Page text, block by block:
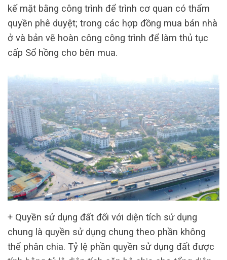
kế mặt bằng công trình để trình cơ quan có thẩm
quyền phê duyệt; trong các hợp đồng mua bán nhà
ở và bản vẽ hoàn công công trình để làm thủ tục
cấp Sổ hồng cho bên mua.
+ Quyền sử dụng đất đối với diện tích sử dụng
chung là quyền sử dụng chung theo phần không
thể phân chia. Tỷ lệ phần quyền sử dụng đất được